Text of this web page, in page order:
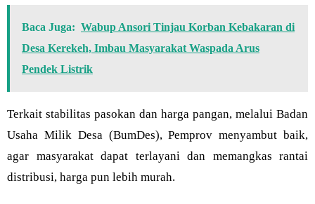
Baca Juga: Wabup Ansori Tinjau Korban Kebakaran di
Desa Kerekeh, Imbau Masyarakat Waspada Arus
Pendek Listrik
Terkait stabilitas pasokan dan harga pangan, melalui Badan
Usaha Milik Desa (BumDes), Pemprov menyambut baik,
agar masyarakat dapat terlayani dan memangkas rantai
distribusi, harga pun lebih murah.